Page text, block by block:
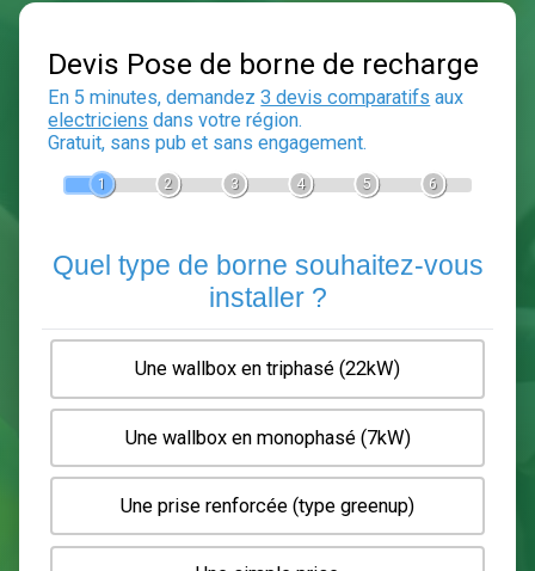
Devis Pose de borne de
En 5 minutes, demandez3 devis comparatifs
Gratuit, sans pub et sans engagement.
2 3 6
Quel type de borne souhaitez-
installer ?
Une wallbox en triphasé (22kW)